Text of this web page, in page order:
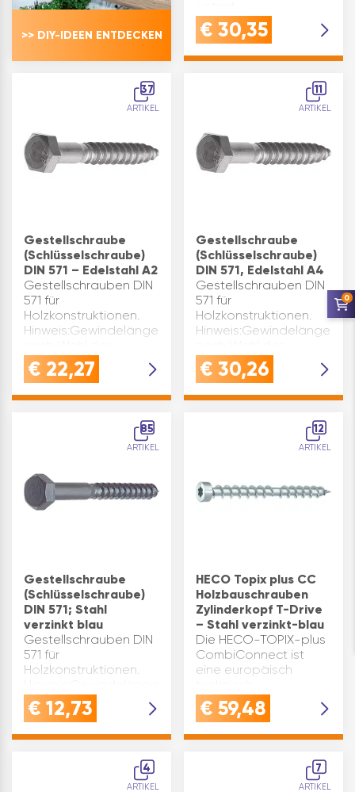
>> DIY-IDEEN ENTDECKEN
Produktvorteile:
Stufenlose, schnelle
Abstandsmontagen.
Spannungsfreie M…
€ 30,35
37
ARTIKEL
Gestellschraube
(Schlüsselschraube)
DIN 571 – Edelstahl A2
Gestellschrauben DIN
571 für
Holzkonstruktionen.
Hinweis:Gewindelänge
Herstellers. DIN: 571
d1(mm): 6 E(mm): 10,89
€ 22,27
11
ARTIKEL
Gestellschraube
(Schlüsselschraube)
DIN 571, Edelstahl A4
Gestellschrauben DIN
571 für
Holzkonstruktionen.
Hinweis:Gewindelänge
Herstellers. DIN: 571
d1(mm): 6 E(mm): 10,89
€ 30,26
85
ARTIKEL
Gestellschraube
(Schlüsselschraube)
DIN 571; Stahl
verzinkt blau
Gestellschrauben DIN
571 für
Holzkonstruktionen.
nach Wahl des
Herstellers. DIN: 571
Oberfläche: verzinkt-
€ 12,73
12
ARTIKEL
HECO Topix plus CC
Holzbauschrauben
Zylinderkopf T-Drive
– Stahl verzinkt-blau
Die HECO-TOPIX-plus
CombiConnect ist
eine europäisch
zugelassene
Doppelgewindeschraube,
Zug- und Druckkräfte
im Holzbau entwickelt
€ 59,48
4
ARTIKEL
7
ARTIKEL
0